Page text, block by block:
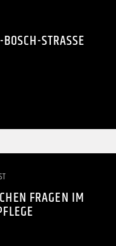
STRASSE
FRAGEN IM